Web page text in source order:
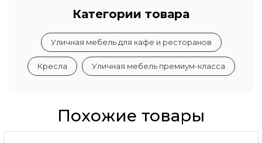
Категории товара
Уличная мебель для кафе и ресторанов
Кресла Уличная мебель премиум-класса
Похожие товары